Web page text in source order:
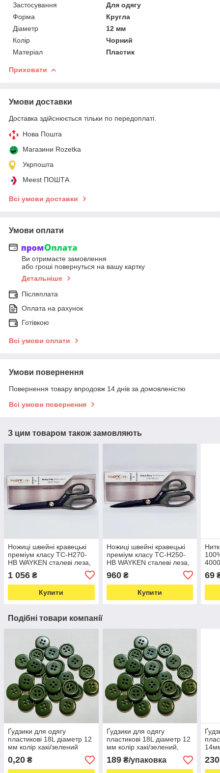
Застосування
Для одягу
Форма
Кругла
Діаметр
12 мм
Колір
Чорний
Матеріал
Пластик
Приховати
Умови доставки
Доставка здійснюється тільки по передоплаті.
Нова Пошта
Магазини Rozetka
Укрпошта
Meest ПОШТА
Всі умови доставки
Умови оплати
Ви отримаєте замовлення
або гроші повернуться на вашу картку
Детальніше
Післяплата
Оплата на рахунок
Готівкою
Всі умови оплати
Умови повернення
Повернення товару впродовж 14 днів за домовленістю
Всі умови повернення
З цим товаром також замовляють
Ножиці швейні кравецькі
преміум класу TC-H270-
HB WAYKEN сталеві леза,
ручки м'який пластик хакі
(6683)
1 056 ₴
Купити
Ножиці швейні кравецькі
преміум класу TC-H250-
HB WAYKEN сталеві леза,
ручки м'який пластик хакі
(6680)
960₴
Купити
69
Подібні товари компанії
Ґудзики для одягу
пластикові 18L діаметр 12
мм колір хакі/зелений
(6462)
0,20 ₴
Ґудзики для одягу
пластикові 18L діаметр 12
мм колір хакі/зелений,
упаковка 1440 штук
189₴/упаковка 230